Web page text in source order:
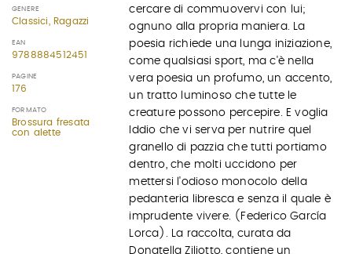
GENERE
Classici, Ragazzi
EAN
9788884512451
PAGINE
176
FORMATO
Brossura fresata
con alette
cercare di commuovervi con lui;
ognuno alla propria maniera. La
poesia richiede una lunga iniziazione,
come qualsiasi sport, ma c'è nella
vera poesia un profumo, un accento,
un tratto luminoso che tutte le
creature possono percepire. E voglia
Iddio che vi serva per nutrire quel
granello di pazzia che tutti portiamo
dentro, che molti uccidono per
mettersi l'odioso monocolo della
pedanteria libresca e senza il quale è
imprudente vivere. (Federico García
Lorca). La raccolta, curata da
Donatella Ziliotto, contiene un